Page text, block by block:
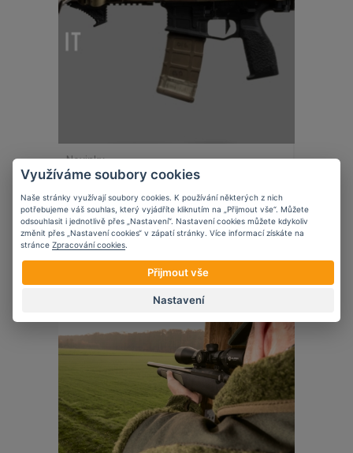
Novinky
Edgar Sherman Design
2023
Využíváme soubory cookies
Naše stránky využívají soubory cookies. K používání některých z nich
potřebujeme váš souhlas, který vyjádříte kliknutím na „Přijmout vše“. Můžete
odsouhlasit i jednotlivě přes „Nastavení“. Nastavení cookies můžete kdykoliv
změnit přes „Nastavení cookies“ v zápatí stránky. Více informací získáte na
stránce Zpracování cookies
Přijmout vše
Nastavení